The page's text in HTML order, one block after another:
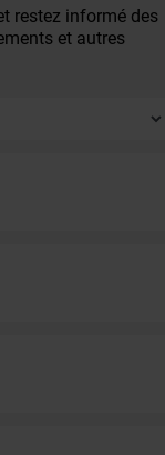
restez informé des
et autres